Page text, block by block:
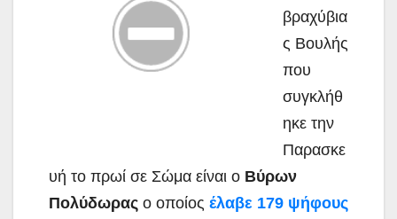
βραχύβια
ς Βουλής
που
συγκλήθ
ηκε την
Παρασκε
υή το πρωί σε Σώμα είναι ο Βύρων
Πολύδωρας ο οποίος έλαβε 179 ψήφους